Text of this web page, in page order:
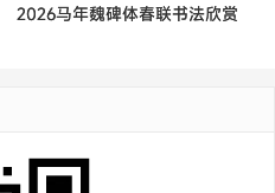
2026马年魏碑体春联书法欣赏